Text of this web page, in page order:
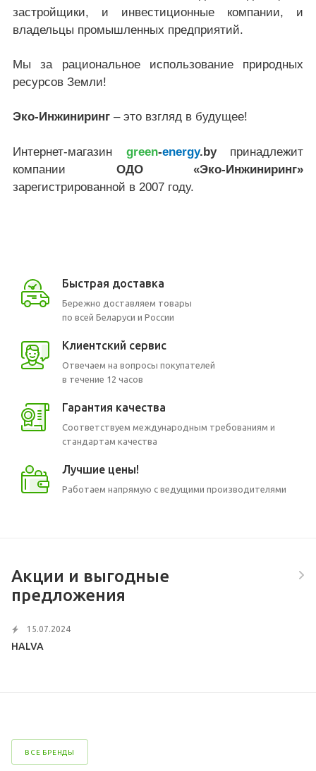
застройщики, и инвестиционные компании, и
владельцы промышленных предприятий.
Мы за рациональное использование природных
ресурсов Земли!
Эко-Инжиниринг– это взгляд в будущее!
Интернет-магазин green-energy.byпринадлежит
компании ОДО «Эко-Инжиниринг»
зарегистрированной в 2007 году.
Быстрая доставка
Бережно доставляем товары
по всей Беларуси и России
Клиентский сервис
Отвечаем на вопросы покупателей
в течение 12 часов
Гарантия качества
Соответствуем международным требованиям и
стандартам качества
Лучшие цены!
Работаем напрямую с ведущими производителями
Акции и выгодные
предложения
15.07.2024
HALVA
ВСЕ БРЕНДЫ